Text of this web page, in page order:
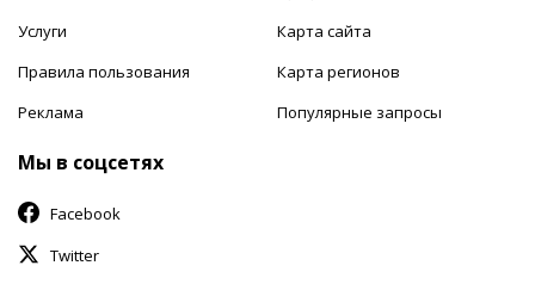
Услуги
Правила пользования
Реклама
Карта сайта
Карта регионов
Популярные запросы
Мы в соцсетях
Facebook
Twitter